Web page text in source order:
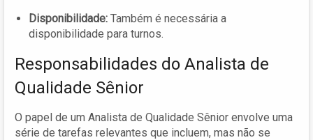
Disponibilidade: Também é necessária a
disponibilidade para turnos.
Responsabilidades do Analista de
Qualidade Sênior
O papel de um Analista de Qualidade Sênior envolve uma
série de tarefas relevantes que incluem, mas não se